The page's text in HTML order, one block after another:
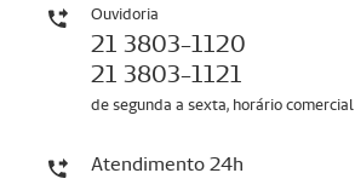
Ouvidoria
21 3803-1120
21 3803-1121
de segunda a sexta, horário comercial
Atendimento 24h